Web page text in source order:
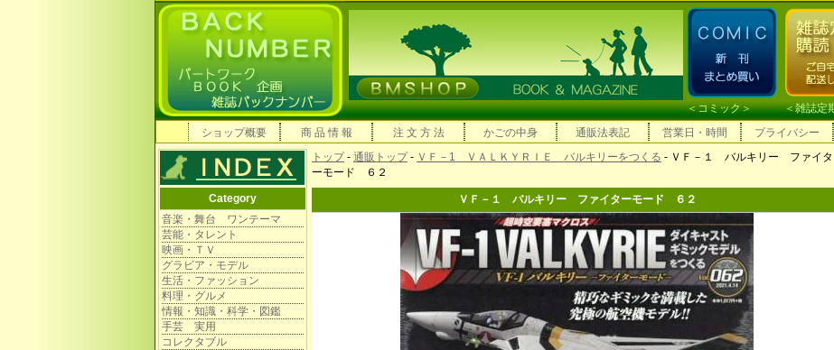
＜コミック＞ ＜雑誌定
ショップ概要
商 品 情 報 注 文 方 法 かごの中身 通販法表記 営業日・時間 プライバシー
Category
音楽・舞台 ワンテーマ
芸能・タレント
映画・ＴＶ
グラビア・モデル
生活・ファッション
料理・グルメ
情報・知識・科学・図鑑
手芸 実用
コレクタブル
トップ- 通販トップ- ＶＦ－1 ＶＡＬＫＹＲＩＥ バルキリーをつくる - ＶＦ－１ バルキリー ファイタ
ーモード ６２
ＶＦ－１ バルキリー ファイターモード ６２